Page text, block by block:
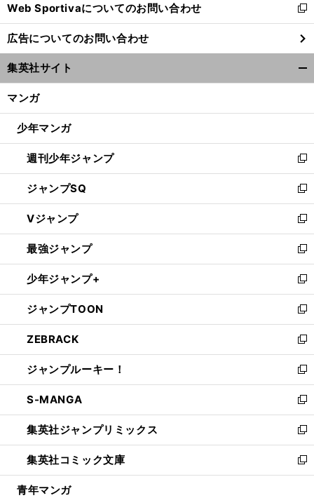
く
Web Sportivaについてのお問い合わせ
新
し
い
ウ
ィ
ン
ウ
開
く
広告についてのお問い合わせ
集英社サイト
マンガ
少年マンガ
週刊少年ジャンプ
新
し
い
ウ
ィ
ン
ド
ウ
で
開
く
ジャンプSQ
新
し
い
ウ
ィ
ン
ド
ウ
で
開
く
Vジャンプ
新
し
い
ウ
ィ
ン
ド
ウ
で
開
く
最強ジャンプ
新
し
い
ウ
ィ
ン
ド
ウ
で
開
く
少年ジャンプ+
新
し
い
ウ
ィ
ン
ド
ウ
で
開
く
ジャンプTOON
新
し
い
ウ
ィ
ン
ド
ウ
で
開
く
ZEBRACK
新
し
い
ウ
ィ
ン
ド
ウ
で
開
ジャンプルーキー！
新
し
い
ウ
ィ
ン
ド
ウ
S-MANGA
新
し
い
ウ
ィ
ン
集英社ジャンプリミックス
新
し
い
ウ
集英社コミック文庫
新
し
青年マンガ